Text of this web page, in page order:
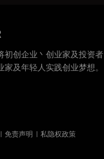
初创企业丶创业家及投资者
及年轻人实践创业梦想。
免责声明 私隐权政策